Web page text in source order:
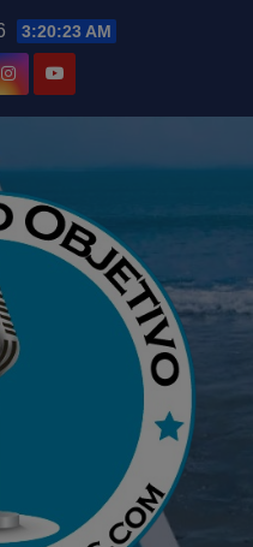
3:20:24 AM
check